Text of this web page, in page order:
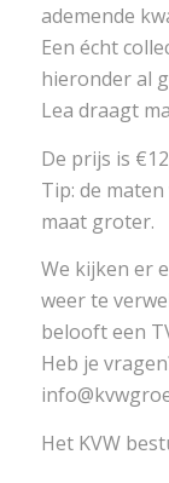
ademende
Een écht
hieronder al
Lea draagt
De prijs is
Tip: de
maat groter.
We kijken er
weer te
belooft een
Heb je
Het KVW